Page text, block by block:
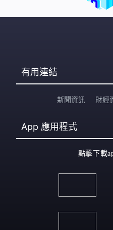
有用連結
新聞資訊 財經
App 應用程式
點擊下載